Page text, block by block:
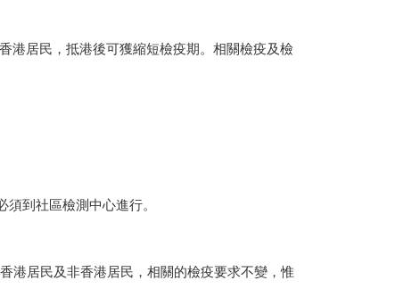
香港居民，抵港後可獲縮短檢疫期。相關檢疫及檢
到社區檢測中心進行。
香港居民及非香港居民，相關的檢疫要求不變，惟